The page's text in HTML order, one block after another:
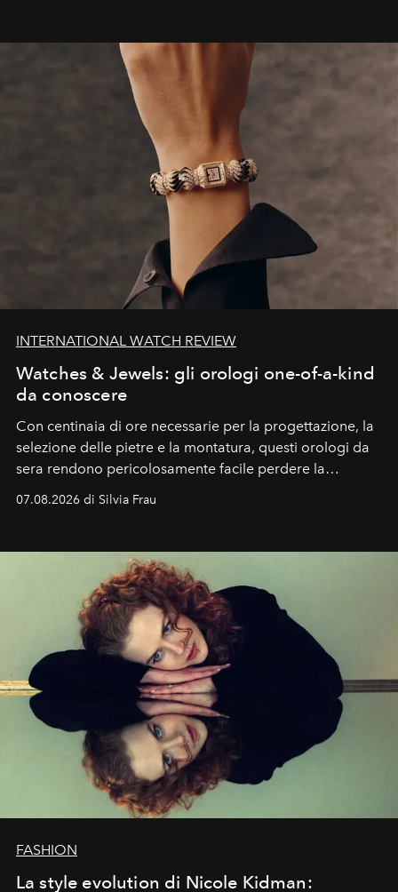
INTERNATIONAL WATCH REVIEW
Watches & Jewels: gli orologi one-of-a-kind
da conoscere
Con centinaia di ore necessarie per la progettazione, la
selezione delle pietre e la montatura, questi orologi da
sera rendono pericolosamente facile perdere la
cognizione del tempo. Ma con quadranti così
07.08.2026 di Silvia Frau
FASHION
La style evolution di Nicole Kidman: